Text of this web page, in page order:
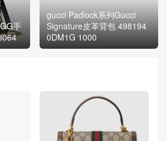
手
gucci Padlock系列Gucci
Signature皮革背包 498194
0DM1G 1000